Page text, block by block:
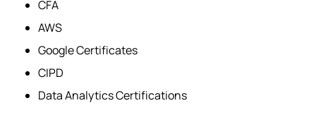
CFA
AWS
Google Certificates
CIPD
Data Analytics Certifications